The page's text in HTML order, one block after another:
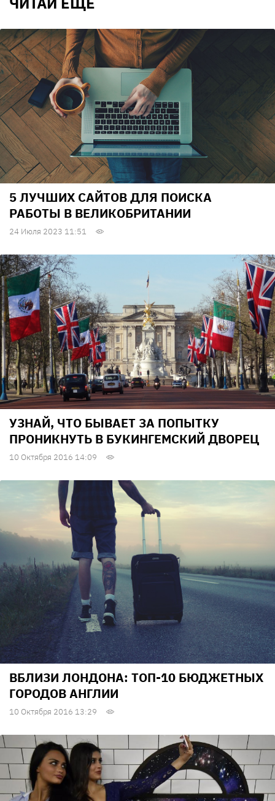
5 ЛУЧШИХ САЙТОВ ДЛЯ ПОИСКА
РАБОТЫ В ВЕЛИКОБРИТАНИИ
24 Июля 2023 11:51
УЗНАЙ, ЧТО БЫВАЕТ ЗА ПОПЫТКУ
ПРОНИКНУТЬ В БУКИНГЕМСКИЙ ДВОРЕЦ
10 Октября 2016 14:09
ВБЛИЗИ ЛОНДОНА: ТОП-10 БЮДЖЕТНЫХ
ГОРОДОВ АНГЛИИ
10 Октября 2016 13:29